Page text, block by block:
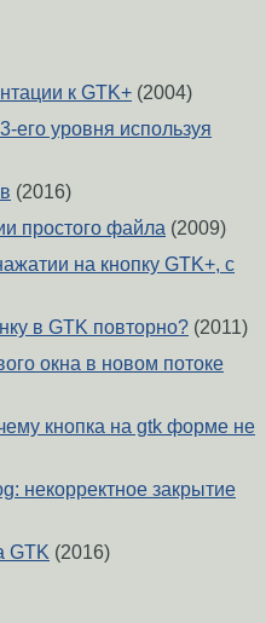
к GTK+ (2004)
его уровня используя
(2016)
простого файла (2009)
на кнопку GTK+, c
в GTK повторно? (2011)
окна в новом потоке
кнопка на gtk форме не
некорректное закрытие
GTK (2016)